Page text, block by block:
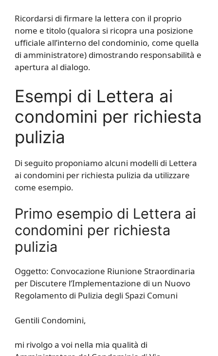
Ricordarsi di firmare la lettera con il proprio
nome e titolo (qualora si ricopra una posizione
ufficiale all’interno del condominio, come quella
di amministratore) dimostrando responsabilità e
apertura al dialogo.
Esempi di Lettera ai
condomini per richiesta
pulizia
Di seguito proponiamo alcuni modelli di Lettera
ai condomini per richiesta pulizia da utilizzare
come esempio.
Primo esempio di Lettera ai
condomini per richiesta
pulizia
Oggetto: Convocazione Riunione Straordinaria
per Discutere l’Implementazione di un Nuovo
Regolamento di Pulizia degli Spazi Comuni
Gentili Condomini,
mi rivolgo a voi nella mia qualità di